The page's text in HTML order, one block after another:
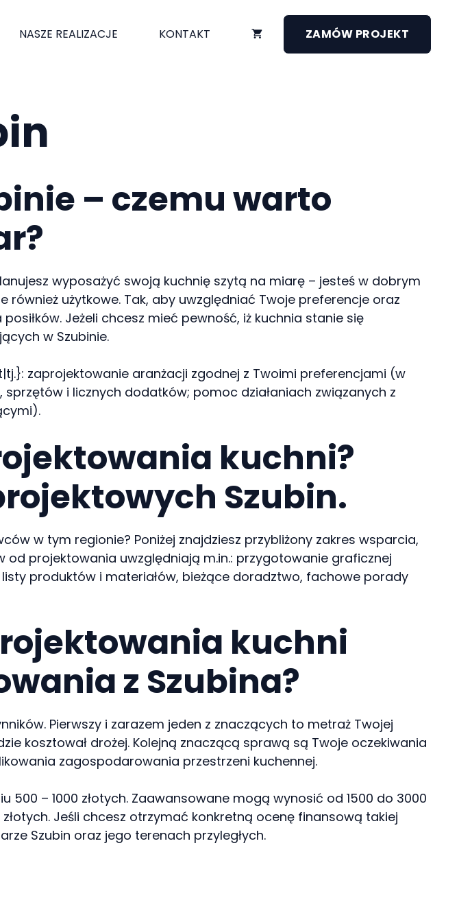
NASZE REALIZACJE KONTAKT ZAMÓW PROJEKT
– czemu warto
wyposażyć swoją kuchnię szytą na miarę – jesteś w dobrym
użytkowe. Tak, aby uwzględniać Twoje preferencje oraz
Jeżeli chcesz mieć pewność, iż kuchnia stanie się
w Szubinie.
zaprojektowanie aranżacji zgodnej z Twoimi preferencjami (w
i licznych dodatków; pomoc działaniach związanych z
kuchni?
Szubin.
w tym regionie? Poniżej znajdziesz przybliżony zakres wsparcia,
od projektowania uwzględniają m.in.: przygotowanie graficznej
produktów i materiałów, bieżące doradztwo, fachowe porady
kuchni
z Szubina?
Pierwszy i zarazem jeden z znaczących to metraż Twojej
kosztował drożej. Kolejną znaczącą sprawą są Twoje oczekiwania
zagospodarowania przestrzeni kuchennej.
– 1000 złotych. Zaawansowane mogą wynosić od 1500 do 3000
Jeśli chcesz otrzymać konkretną ocenę finansową takiej
Szubin oraz jego terenach przyległych.